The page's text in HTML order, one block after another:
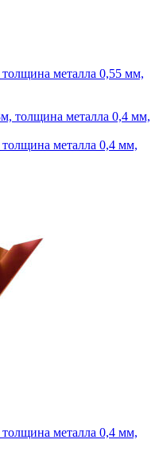
металла 0,55 мм,
металла 0,4 мм,
металла 0,4 мм,